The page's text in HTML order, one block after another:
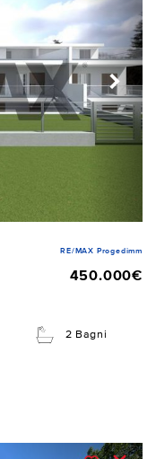
RE/MAX Progedimm
450.000€
2 Bagni